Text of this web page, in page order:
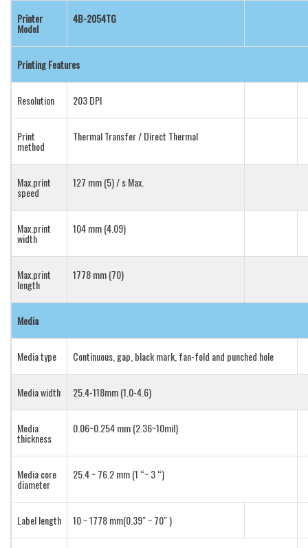
Printer
Model
4B-2054TG
Printing Features
Resolution 203 DPI
Print
method
Thermal Transfer / Direct Thermal
Max.print
speed
127 mm (5) / s Max.
Max.print
width
104 mm (4.09)
Max.print
length
1778 mm (70)
Media
Media type Continuous, gap, black mark, fan-fold and punched hole
Media width 25.4-118mm (1.0-4.6)
Media
thickness
0.06~0.254 mm (2.36~10mil)
Media core
diameter
25.4 ~ 76.2 mm (1 “~ 3 “)
Label length 10 ~ 1778 mm(0.39″ ~ 70″ )